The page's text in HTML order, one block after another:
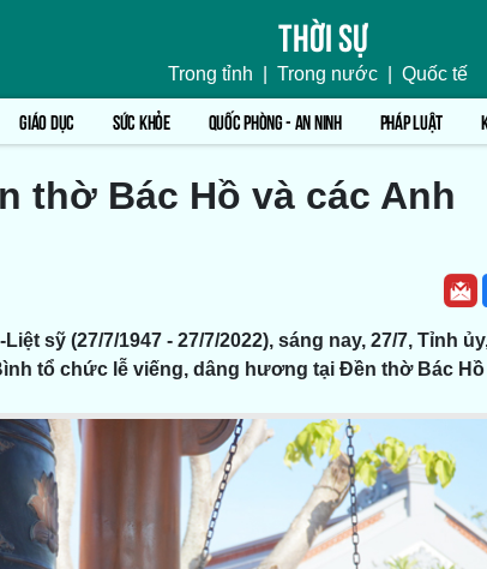
Thời sự
Trong tỉnh Trong nước Quốc tế
GIÁO DỤC SỨC KHỎE QUỐC PHÒNG - AN NINH PHÁP LUẬT
thờ Bác Hồ và các Anh
sỹ (27/7/1947 - 27/7/2022), sáng nay, 27/7, Tỉnh
tổ chức lễ viếng, dâng hương tại Đền thờ Bác